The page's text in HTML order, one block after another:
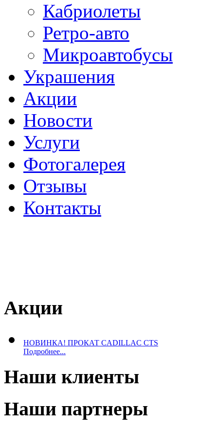
Кабриолеты
Ретро-авто
Микроавтобусы
Украшения
Акции
Новости
Услуги
Фотогалерея
Отзывы
­Контакты
Акции
НОВИНКА! ПРОКАТ CADILLAC CTS
Подробнее...
Наши клиенты
Наши партнеры